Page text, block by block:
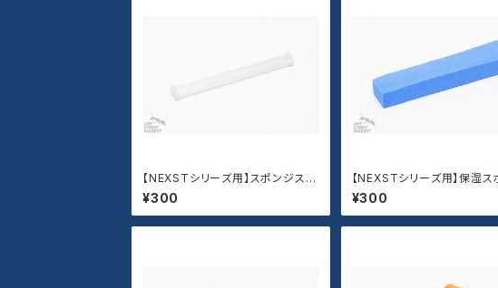
【NEXSTシリーズ用】スポンジスト
ッパー
¥300
【NEXSTシリーズ用】保湿ス
¥300